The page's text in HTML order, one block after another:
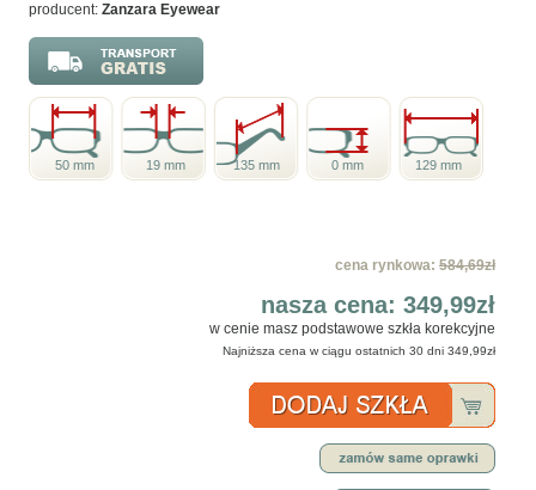
producent: Zanzara Eyewear
50 mm 19 mm 135 mm 0 mm 129 mm
cena rynkowa: 584,69zł
nasza cena: 349,99zł
w cenie masz podstawowe szkła korekcyjne
Najniższa cena w ciągu ostatnich 30 dni 349,99zł